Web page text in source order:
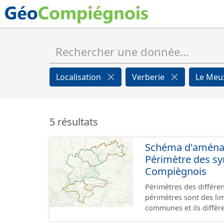
Localisation Verberie Le
5 résultats
Schéma
Périmètre des
Compiègnois
Périmètres des
périmètres sont des
communes et ils